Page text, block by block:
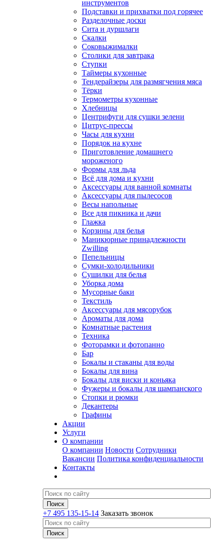
инструментов
Подставки и прихватки под горячее
Разделочные доски
Сита и дуршлаги
Скалки
Соковыжималки
Столики для завтрака
Ступки
Таймеры кухонные
Тендерайзеры для размягчения мяса
Тёрки
Термометры кухонные
Хлебницы
Центрифуги для сушки зелени
Цитрус-прессы
Часы для кухни
Порядок на кухне
Приготовление домашнего
мороженого
Формы для льда
Всё для дома и кухни
Аксессуары для ванной комнаты
Аксессуары для пылесосов
Весы напольные
Все для пикника и дачи
Глажка
Корзины для белья
Маникюрные принадлежности
Zwilling
Пепельницы
Сумки-холодильники
Сушилки для белья
Уборка дома
Мусорные баки
Текстиль
Аксессуары для мясорубок
Ароматы для дома
Комнатные растения
Техника
Фоторамки и фотопанно
Бар
Бокалы и стаканы для воды
Бокалы для вина
Бокалы для виски и коньяка
Фужеры и бокалы для шампанского
Стопки и рюмки
Декантеры
Графины
Акции
Услуги
О компании
О компании Новости Сотрудники
Вакансии Политика конфиденциальности
Контакты
+7 495 135-15-14 Заказать звонок